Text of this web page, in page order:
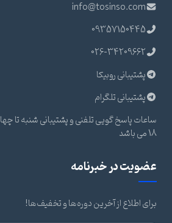
info@tosinso.com
09357150445
026-34209662
پشتیبانی روبیکا
پشتیبانی تلگرام
18 می باشد
عضویت در خبرنامه
برای اطلاع از آخرین دوره‌ها و تخفیف‌ها!